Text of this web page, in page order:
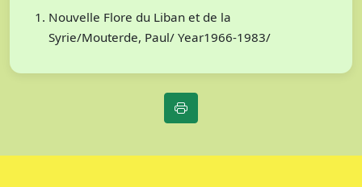
Nouvelle Flore du Liban et de la
Syrie/Mouterde, Paul/ Year1966-1983/